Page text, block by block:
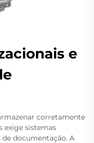
e
corretamente
exige sistemas
documentação. A